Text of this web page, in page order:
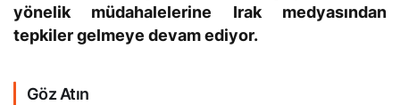
yönelik müdahalelerine Irak medyasından
tepkiler gelmeye devam ediyor.
Göz Atın